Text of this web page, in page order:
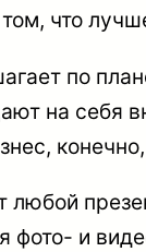
что
по
на себя
фото- и